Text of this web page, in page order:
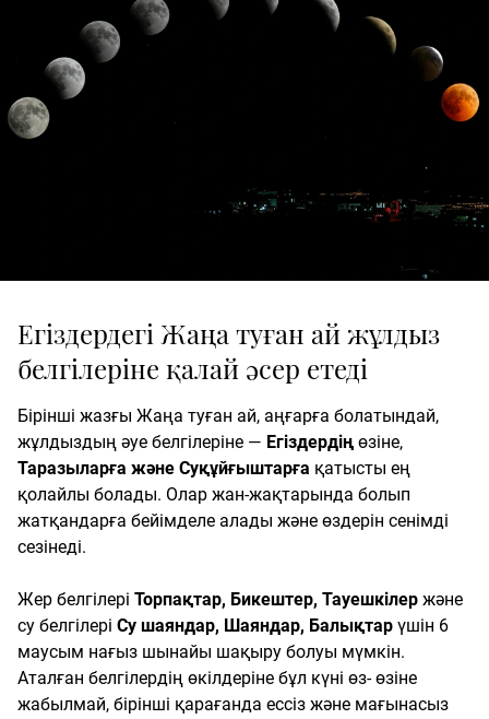
Егіздердегі Жаңа туған ай жұлдыз
белгілеріне қалай әсер етеді
Бірінші жазғы Жаңа туған ай, аңғарға болатындай,
жұлдыздың әуе белгілеріне — Егіздердің өзіне,
Таразыларға және Суқұйғыштарға қатысты ең
қолайлы болады. Олар жан-жақтарында болып
жатқандарға бейімделе алады және өздерін сенімді
сезінеді.
Жер белгілері Торпақтар, Бикештер, Тауешкілер және
су белгілері Су шаяндар, Шаяндар, Балықтар үшін 6
маусым нағыз шынайы шақыру болуы мүмкін.
Аталған белгілердің өкілдеріне бұл күні өз- өзіне
жабылмай, бірінші қарағанда ессіз және мағынасыз